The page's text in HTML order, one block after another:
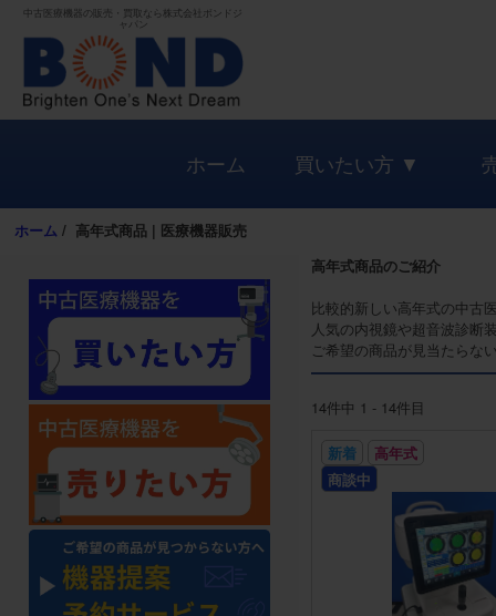
中古医療機器の販売・買取なら株式会社ボンドジ
ャパン
ホーム 買いたい方 ▼
ホーム / 高年式商品 | 医療機器販売
高年式商品のご紹介
比較的新しい高年式の中古
人気の内視鏡や超音波診断
ご希望の商品が見当たらな
14件中 1 - 14件目
新着
高年式
商談中